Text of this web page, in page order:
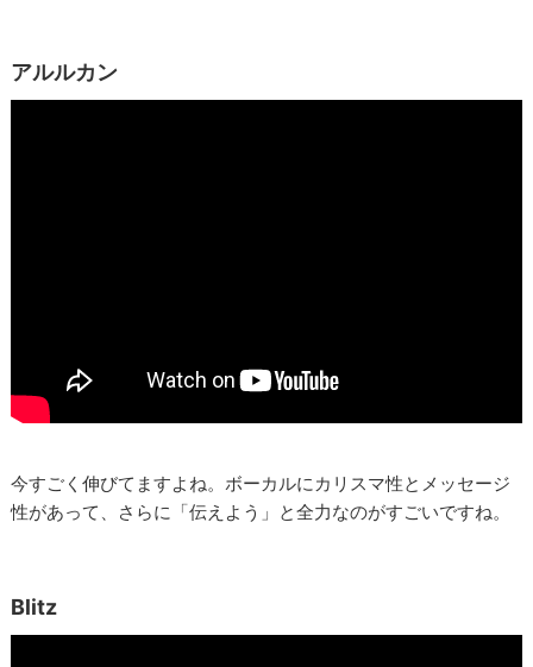
アルルカン
今すごく伸びてますよね。ボーカルにカリスマ性とメッセージ
性があって、さらに「伝えよう」と全力なのがすごいですね。
Blitz